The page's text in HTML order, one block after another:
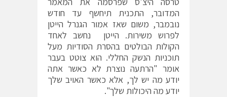
המדובר, התכנית תיחשף עד חודש
נובמבר, משום שאז אמור הגנרל הייטן
לפרוש משירות. הייטן נחשב לאחד
הקולות הבולטים בהסרת הסודיות מעל
תוכניות הנשק החללי. הוא צוטט בעבר
אומר "הרתעה נוצרת לא כאשר אתה
יודע מה יש לך, אלא כאשר האויב שלך
יודע מה היכולות שלך".